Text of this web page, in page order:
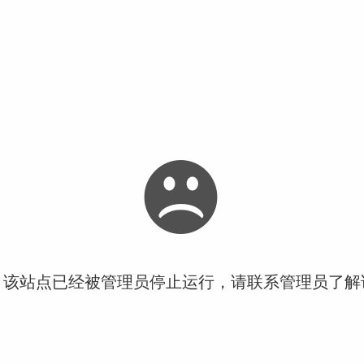
站点已经被管理员停止运行，请联系管理员了